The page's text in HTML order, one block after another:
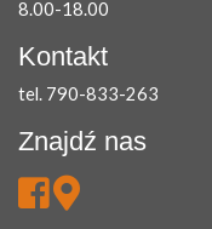
8.00-18.00
Kontakt
tel. 790-833-263
Znajdź nas